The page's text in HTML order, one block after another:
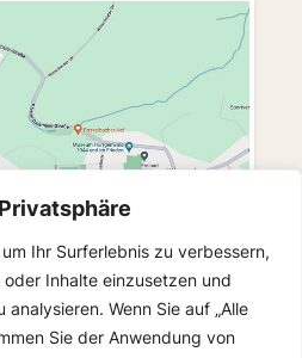
Ihr Surferlebnis zu verbessern,
Inhalte einzusetzen und
Wenn Sie auf „Alle
Sie der Anwendung von